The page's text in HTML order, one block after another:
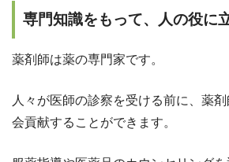
専門知識をもって、人の役に
薬剤師は薬の専門家です。
人々が医師の診察を受ける前に、薬
会貢献することができます。